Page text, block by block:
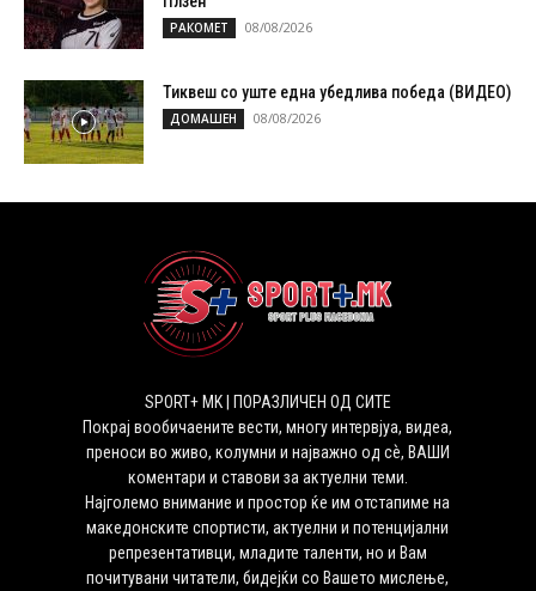
РАКОМЕТ 08/08/2026
Тиквеш со уште една убедлива победа (ВИДЕО)
ДОМАШЕН 08/08/2026
SPORT+ MK | ПОРАЗЛИЧЕН ОД СИТЕ
Покрај вообичаените вести, многу интервјуа, видеа,
преноси во живо, колумни и најважно од сѐ, ВАШИ
коментари и ставови за актуелни теми.
Најголемо внимание и простор ќе им отстапиме на
македонските спортисти, актуелни и потенцијални
репрезентативци, младите таленти, но и Вам
почитувани читатели, бидејќи со Вашето мислење,